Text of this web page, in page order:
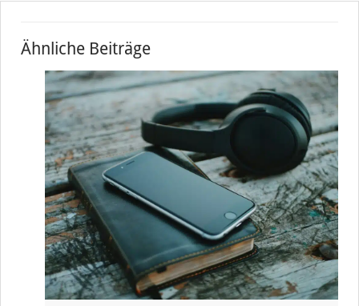
Ähnliche Beiträge